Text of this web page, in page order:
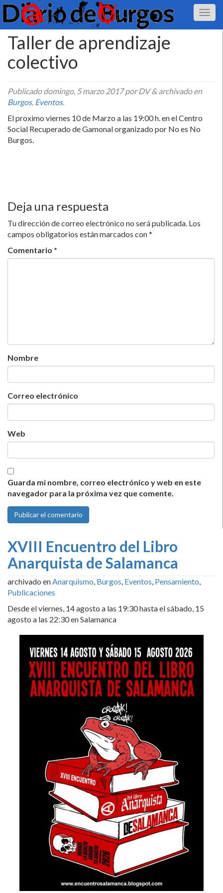
Taller de aprendizaje
colectivo
Publicadodomingo, 5 marzo 2017por DV&archivado en
Burgos, Eventos.
El proximo viernes 10 de Marzo a las 19:00 h. en el Centro
Social Recuperado de Gamonal organizado por No es No
Burgos.
Deja una respuesta
Tu dirección de correo electrónico no será publicada. Los
campos obligatorios están marcados con*
Comentario *
Nombre
Correo electrónico
Web
Guarda mi nombre, correo electrónico y web en este
navegador para la próxima vez que comente.
XVIII Encuentro del Libro
Anarquista de Salamanca
archivado enAnarquismo, Burgos, Eventos, Pensamiento,
Publicaciones
Desde el viernes, 14 agosto a las 19:30 hasta el sábado, 15
agosto a las 22:30 en Salamanca